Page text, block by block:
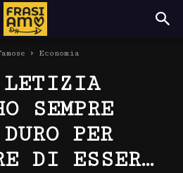
Economia
LETIZIA
SEMPRE
PER
DI ESSER…